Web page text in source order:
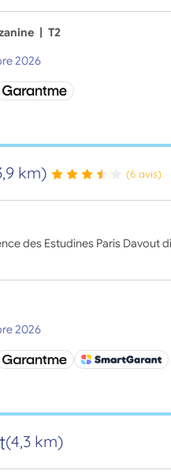
| T2
2026
km) (6 avis)
des Estudines Paris Davout
2026
(4,3 km)